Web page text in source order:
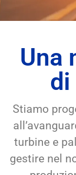
Una
di
Stiamo
turbine e
gestire nel